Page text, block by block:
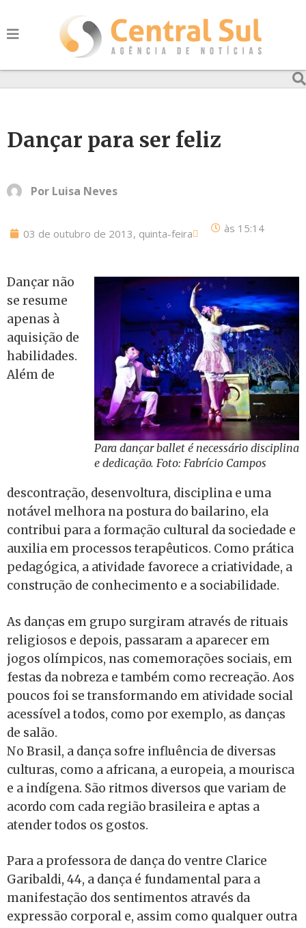
Dançar para ser feliz
Por Luisa Neves
03 de outubro de 2013, quinta-feira às 15:14
Para dançar ballet é necessário disciplina
e dedicação. Foto: Fabrício Campos
Dançar não
se resume
apenas à
aquisição de
habilidades.
Além de
descontração, desenvoltura, disciplina e uma
notável melhora na postura do bailarino, ela
contribui para a formação cultural da sociedade e
auxilia em processos terapêuticos. Como prática
pedagógica, a atividade favorece a criatividade, a
construção de conhecimento e a sociabilidade.
As danças em grupo surgiram através de rituais
religiosos e depois, passaram a aparecer em
jogos olímpicos, nas comemorações sociais, em
festas da nobreza e também como recreação. Aos
poucos foi se transformando em atividade social
acessível a todos, como por exemplo, as danças
de salão.
No Brasil, a dança sofre influência de diversas
culturas, como a africana, a europeia, a mourisca
e a indígena. São ritmos diversos que variam de
acordo com cada região brasileira e aptas a
atender todos os gostos.
Para a professora de dança do ventre Clarice
Garibaldi, 44, a dança é fundamental para a
manifestação dos sentimentos através da
expressão corporal e, assim como qualquer outra